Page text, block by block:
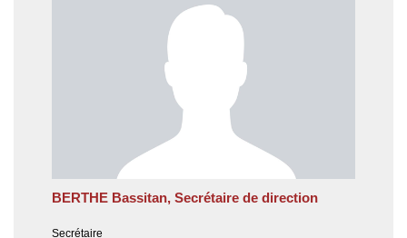
BERTHE Bassitan, Secrétaire de direction
Secrétaire